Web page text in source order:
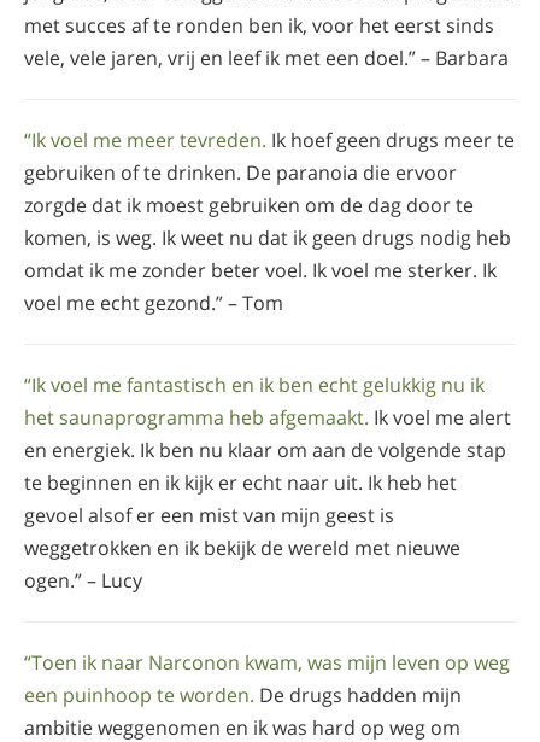
met succes af te ronden ben ik, voor het eerst sinds
vele, vele jaren, vrij en leef ik met een doel.” – Barbara
“Ik voel me meer tevreden. Ik hoef geen drugs meer te
gebruiken of te drinken. De paranoia die ervoor
zorgde dat ik moest gebruiken om de dag door te
komen, is weg. Ik weet nu dat ik geen drugs nodig heb
omdat ik me zonder beter voel. Ik voel me sterker. Ik
voel me echt gezond.” – Tom
“Ik voel me fantastisch en ik ben echt gelukkig nu ik
het saunaprogramma heb afgemaakt. Ik voel me alert
en energiek. Ik ben nu klaar om aan de volgende stap
te beginnen en ik kijk er echt naar uit. Ik heb het
gevoel alsof er een mist van mijn geest is
weggetrokken en ik bekijk de wereld met nieuwe
ogen.” – Lucy
“Toen ik naar Narconon kwam, was mijn leven op weg
een puinhoop te worden. De drugs hadden mijn
ambitie weggenomen en ik was hard op weg om